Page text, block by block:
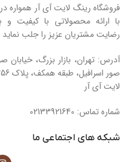
فروشگاه رینگ لایت آی آر
با ارائه محصولاتی با کیفیت و
رضایت مشتریان عزیز را جلب نماید
آدرس: تهران، بازار بزرگ، خیابان
لایت آی آر
شماره تماس: 02133921640
شبکه های اجتماعی ما